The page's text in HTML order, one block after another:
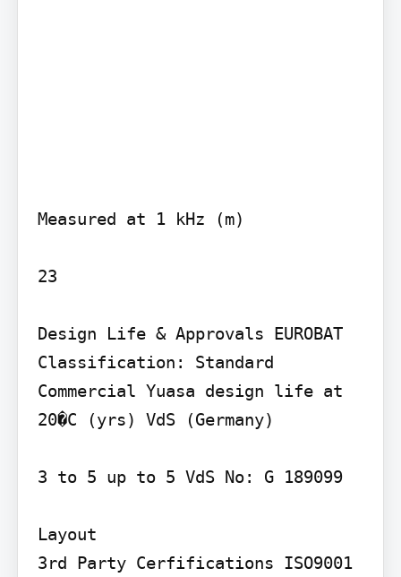
Measured at 1 kHz (m)
23
Design Life & Approvals EUROBAT
Classification: Standard
Commercial Yuasa design life at
20�C (yrs) VdS (Germany)
3 to 5 up to 5 VdS No: G 189099
Layout
3rd Party Cerfifications ISO9001